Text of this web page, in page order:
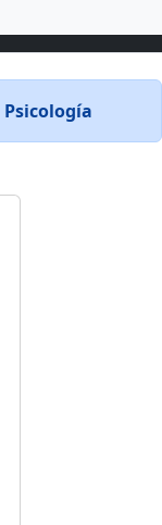
Psicología